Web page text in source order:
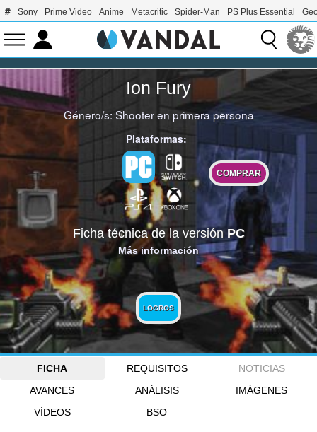
Sony Prime Video Anime Metacritic Spider-Man PS Plus Essential
Ion Fury
Género/s: Shooter en primera persona
Plataformas:
COMPRAR
Ficha técnica de la versión PC
Más información
LOGROS
FICHA REQUISITOS
NOTICIAS
AVANCES
ANÁLISIS
IMÁGENES
VÍDEOS
BSO